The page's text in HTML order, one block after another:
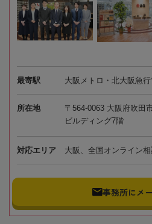
最寄駅 大阪メトロ・北大阪急
所在地
〒564-0063 大阪府吹田
ビルディング7階
対応エリア 大阪、全国オンライン
事務所にメ